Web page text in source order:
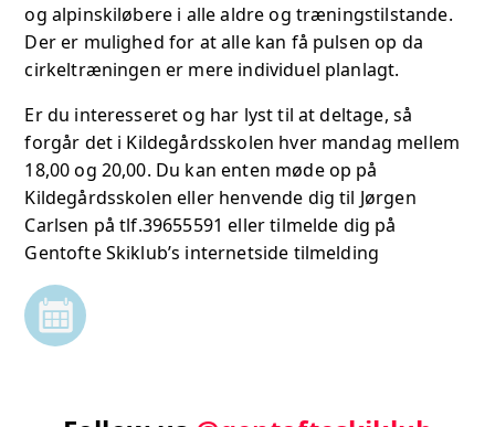
og alpinskiløbere i alle aldre og træningstilstande.
Der er mulighed for at alle kan få pulsen op da
cirkeltræningen er mere individuel planlagt.
Er du interesseret og har lyst til at deltage, så
forgår det i Kildegårdsskolen hver mandag mellem
18,00 og 20,00. Du kan enten møde op på
Kildegårdsskolen eller henvende dig til Jørgen
Carlsen på tlf.39655591 eller tilmelde dig på
Gentofte Skiklub’s internetside tilmelding